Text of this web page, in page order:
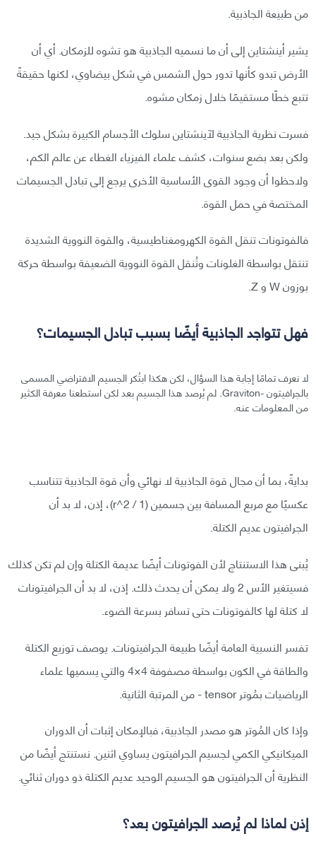
من طبيعة الجاذبية.
يشير أينشتاين إلى أن ما نسميه الجاذبية هو تشوه للزمكان. أي أن
الأرض تبدو كأنها تدور حول الشمس في شكل بيضاوي، لكنها حقيقةً
تتبع خطًا مستقيمًا خلال زمكان مشوه.
فسرت نظرية الجاذبية لآينشتاين سلوك الأجسام الكبيرة بشكل جيد.
ولكن بعد بضع سنوات، كشف علماء الفيزياء الغطاء عن عالم الكم،
ولاحظوا أن وجود القوى الأساسية الأخرى يرجع إلى تبادل الجسيمات
المختصة في حمل القوة.
فالفوتونات تنقل القوة الكهرومغناطيسية، والقوة النووية الشديدة
تنتقل بواسطة الغلونات وتُنقل القوة النووية الضعيفة بواسطة حركة
بوزون W و Z.
فهل تتواجد الجاذبية أيضًا بسبب تبادل الجسيمات؟
لا نعرف تمامًا إجابة هذا السؤال، لكن هكذا ابتُكر الجسيم الافتراضي المسمى
بالجرافيتون -Graviton. لم يُرصد هذا الجسيم بعد لكن استطعنا معرفة الكثير
من المعلومات عنه.
بدايةً، بما أن مجال قوة الجاذبية لا نهائي وأن قوة الجاذبية تتناسب
عكسيًا مع مربع المسافة بين جسمين (1 / r^2)، إذن، لا بد أن
الجرافيتون عديم الكتلة.
يُبنى هذا الاستنتاج لأن الفوتونات أيضًا عديمة الكتلة وإن لم تكن كذلك
فسيتغير الأس 2 ولا يمكن أن يحدث ذلك. إذن، لا بد أن الجرافيتونات
لا كتلة لها كالفوتونات حتى تسافر بسرعة الضوء.
تفسر النسبية العامة أيضًا طبيعة الجرافيتونات. يوصف توزيع الكتلة
والطاقة في الكون بواسطة مصفوفة 4×4 والتي يسميها علماء
الرياضيات بمُوتر tensor - من المرتبة الثانية.
وإذا كان المُوتر هو مصدر الجاذبية، فبالإمكان إثبات أن الدوران
الميكانيكي الكمي لجسيم الجرافيتون يساوي اثنين. نستنتج أيضًا من
النظرية أن الجرافيتون هو الجسيم الوحيد عديم الكتلة ذو دوران ثنائي.
إذن لماذا لم يُرصد الجرافيتون بعد؟